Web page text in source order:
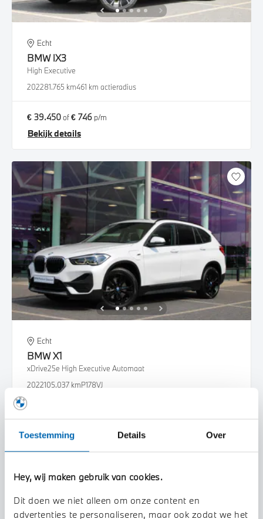
Toestemming Details Over
Hey, wij maken gebruik van cookies.
Dit doen we niet alleen om onze content en
advertenties te personaliseren, maar ook zodat we het
Echt
BMW iX3
High Executive
202281.765 km461 km actieradius
€ 39.450of€ 746 p/m
Bekijk details
Echt
BMWX1
xDrive25e High Executive Automaat
2022105.037 kmP178VJ
Bekijk details